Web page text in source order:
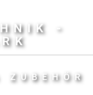
-
ZUBEHÖR